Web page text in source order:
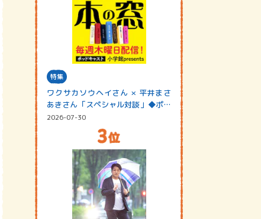
特集
ワクサカソウヘイさん × 平井まさ
あきさん「スペシャル対談」◆ポッ
ドキャスト…
2026-07-30